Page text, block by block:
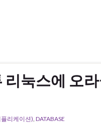
리눅스에 오
리케이션), DATABASE